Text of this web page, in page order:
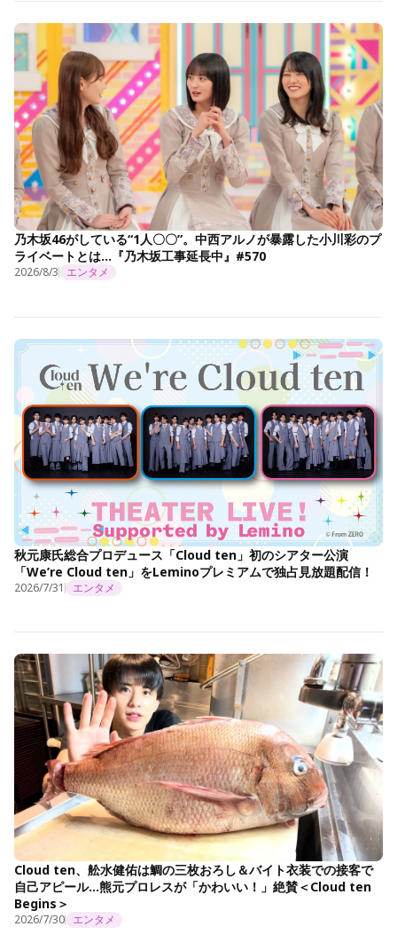
乃木坂46がしている“1人〇〇”。中西アルノが暴露した小川彩のプ
ライベートとは…『乃木坂工事延長中』#570
2026/8/3 エンタメ
秋元康氏総合プロデュース「Cloud ten」初のシアター公演
「We’re Cloud ten」をLeminoプレミアムで独占見放題配信！
2026/7/31 エンタメ
Cloud ten、舩水健佑は鯛の三枚おろし＆バイト衣装での接客で
自己アピール…熊元プロレスが「かわいい！」絶賛＜Cloud ten
Begins＞
2026/7/30 エンタメ